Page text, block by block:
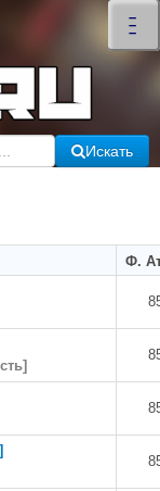
–
–
–
×
Искать
Ф.